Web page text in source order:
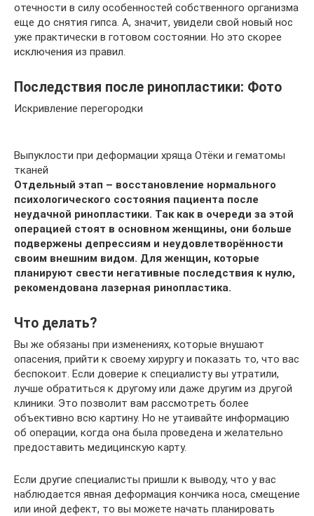
отечности в силу особенностей собственного организма
еще до снятия гипса. А, значит, увидели свой новый нос
уже практически в готовом состоянии. Но это скорее
исключения из правил.
Последствия после ринопластики: Фото
Искривление перегородки
Выпуклости при деформации хряща Отёки и гематомы
тканей
Отдельный этап – восстановление нормального
психологического состояния пациента после
неудачной ринопластики. Так как в очереди за этой
операцией стоят в основном женщины, они больше
подвержены депрессиям и неудовлетворённости
своим внешним видом. Для женщин, которые
планируют свести негативные последствия к нулю,
рекомендована лазерная ринопластика.
Что делать?
Вы же обязаны при изменениях, которые внушают
опасения, прийти к своему хирургу и показать то, что вас
беспокоит. Если доверие к специалисту вы утратили,
лучше обратиться к другому или даже другим из другой
клиники. Это позволит вам рассмотреть более
объективно всю картину. Но не утаивайте информацию
об операции, когда она была проведена и желательно
предоставить медицинскую карту.
Если другие специалисты пришли к выводу, что у вас
наблюдается явная деформация кончика носа, смещение
или иной дефект, то вы можете начать планировать